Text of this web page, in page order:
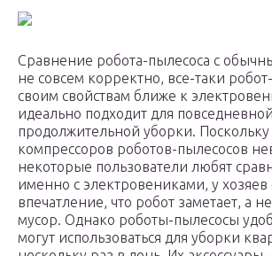
Сравнение робота-пылесоса с
не совсем корректно, все-таки
своим свойствам ближе к
идеально подходит для
продолжительной уборки.
компрессоров роботов-пылесосов
некоторые пользователи любят
именно с электровениками, у хозяев
впечатление, что робот заметает, а
мусор. Однако роботы-пылесосы
могут использоваться для уборки